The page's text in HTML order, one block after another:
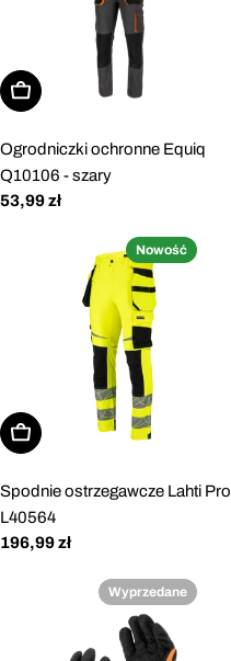
Wybierz opcje
Ogrodniczki ochronne Equiq
Q10106 - szary
Cena
53,99 zł
Nowość
Wybierz opcje
Spodnie ostrzegawcze Lahti Pro
L40564
Cena
196,99 zł
Wyprzedane